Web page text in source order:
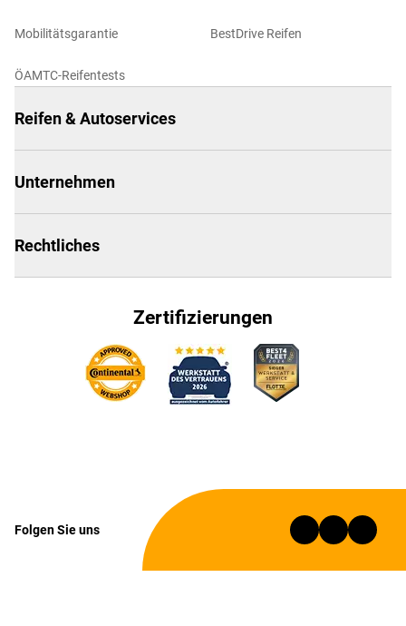
Mobilitätsgarantie
ÖAMTC-Reifentests
BestDrive Reifen
Reifen & Autoservices
Unternehmen
Rechtliches
Zertifizierungen
Folgen Sie uns